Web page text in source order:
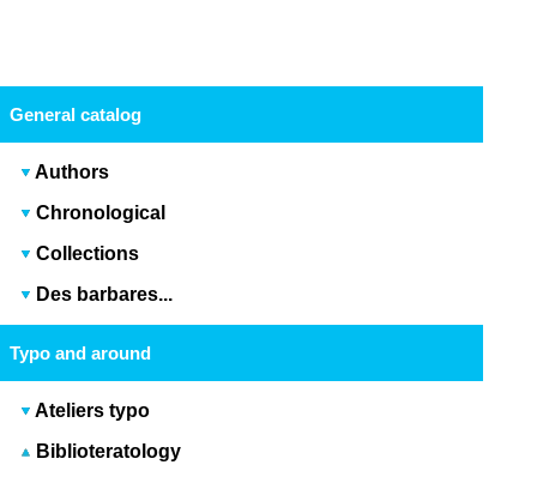
General catalog
Authors
Chronological
Collections
Des barbares...
Typo and around
Ateliers typo
Biblioteratology